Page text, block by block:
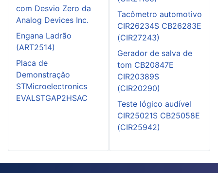
com Desvio Zero da
Analog Devices Inc.
Engana Ladrão
(ART2514)
Placa de
Demonstração
STMicroelectronics
EVALSTGAP2HSAC
Tacômetro automotivo
CIR26234S CB26283E
(CIR27243)
Gerador de salva de
tom CB20847E
CIR20389S
(CIR20290)
Teste lógico audível
CIR25021S CB25058E
(CIR25942)